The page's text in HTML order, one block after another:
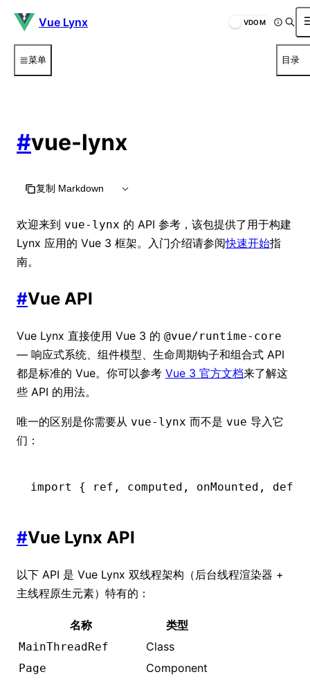
Vue Lynx VDOM
菜单 目录
#vue-lynx
复制 Markdown
欢迎来到 vue-lynx 的 API 参考，该包提供了用于构建
Lynx 应用的 Vue 3 框架。入门介绍请参阅快速开始指
南。
#Vue API
Vue Lynx 直接使用 Vue 3 的 @vue/runtime-core
— 响应式系统、组件模型、生命周期钩子和组合式 API
都是标准的 Vue。你可以参考 Vue 3 官方文档来了解这
些 API 的用法。
唯一的区别是你需要从 vue-lynx 而不是 vue 导入它
们：
import { ref , computed , onMounted ,
#Vue Lynx API
以下 API 是 Vue Lynx 双线程架构（后台线程渲染器 +
主线程原生元素）特有的：
名称 类型
MainThreadRef Class
Page Component